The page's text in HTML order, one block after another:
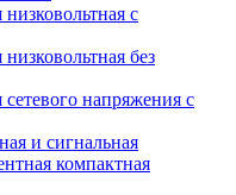
с
без
напряжения с
и сигнальная
компактная